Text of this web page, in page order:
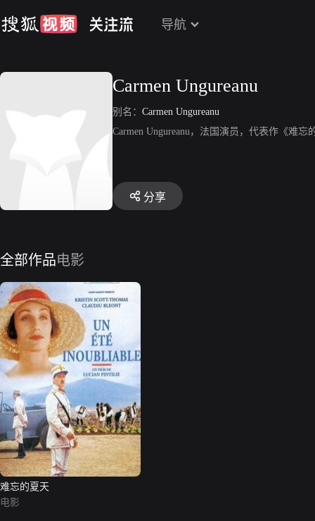
导航
Carmen Ungureanu
别名： Carmen Ungureanu
Carmen Ungureanu，法国演员，代表作《难忘
分享
全部作品电影
难忘的夏天
电影